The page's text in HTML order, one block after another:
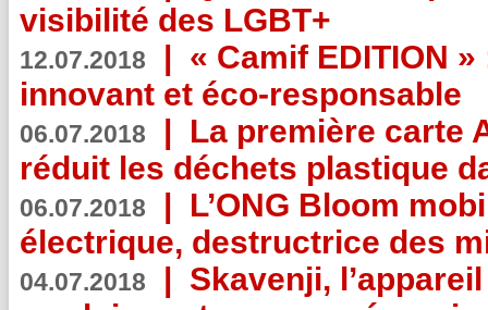
visibilité des LGBT+
12.07.2018 | « Camif EDITION
innovant et éco-responsable
06.07.2018 | La première carte
réduit les déchets plastique
06.07.2018 | L’ONG Bloom
électrique, destructrice des
04.07.2018 | Skavenji,